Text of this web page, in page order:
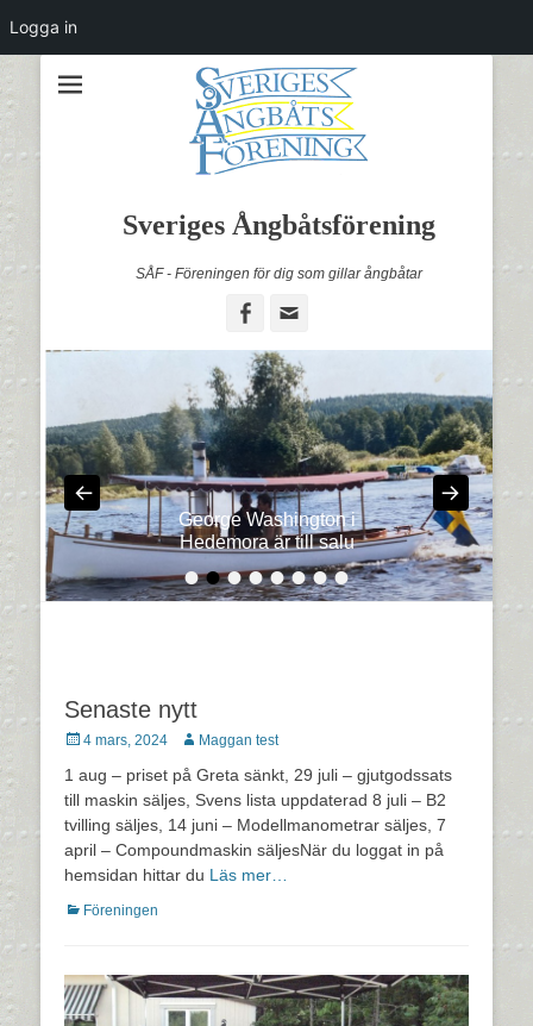
Sveriges Ångbåtsförening
SÅF - Föreningen för dig som gillar ångbåtar
Facebook
••••••••
George Washington i
Hedemora är till salu
Senaste nytt
Postades
4 mars, 2024 Författare
Maggan test
1 aug – priset på Greta sänkt, 29 juli – gjutgodssats
till maskin säljes, Svens lista uppdaterad 8 juli – B2
tvilling säljes, 14 juni – Modellmanometrar säljes, 7
april – Compoundmaskin säljesNär du loggat in på
hemsidan hittar du Läs mer…
Kategorier
Föreningen
Logga in